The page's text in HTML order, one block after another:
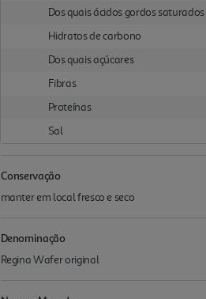
Dos quais ácidos gordos saturados
Hidratos de carbono
Dos quais açúcares
Fibras
Proteínas
Sal
Conservação
manter em local fresco e seco
Denominação
Regina Wafer original